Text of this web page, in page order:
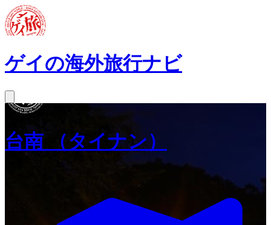
ゲイの海外旅行ナビ
台南 （タイナン）